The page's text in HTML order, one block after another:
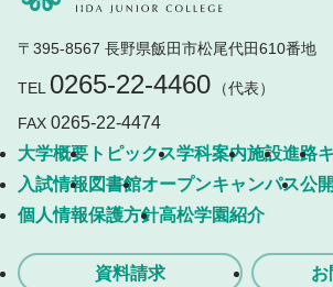
〒395-8567 長野県飯田市松尾代田610番地
TEL 0265-22-4460
（代表）
FAX 0265-22-4474
大学概要 トピックス学科案内施設進路
入試情報 図書館オープンキャンパス公
個人情報保護方針高松学園紹介
資料請求 お